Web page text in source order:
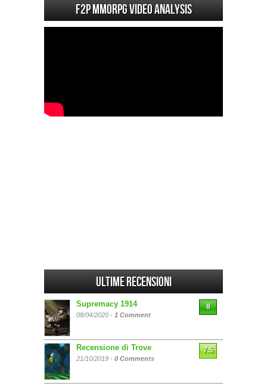
F2P MMORPG Video analysis
Ultime Recensioni
Supremacy 1914
08/04/2020 - 1 Comment
8
Recensione di Trove
21/10/2019 - 0 Comments
7.5